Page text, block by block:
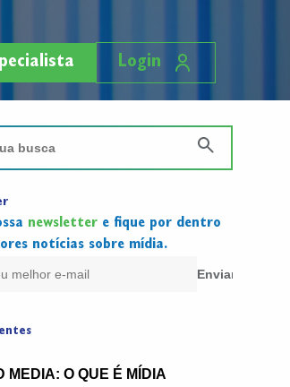
Login
newslettere fique por dentro
notícias sobre mídia.
MEDIA: O QUE É MÍDIA